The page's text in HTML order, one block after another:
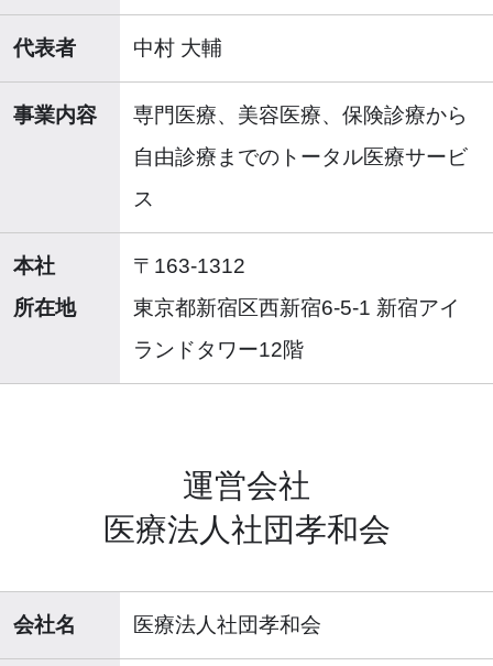
代表者 中村 大輔
事業内容
専門医療、美容医療、保険診療から
自由診療までのトータル医療サービ
ス
本社
所在地
〒163-1312
東京都新宿区西新宿6-5-1 新宿アイ
ランドタワー12階
運営会社
医療法人社団孝和会
会社名 医療法人社団孝和会